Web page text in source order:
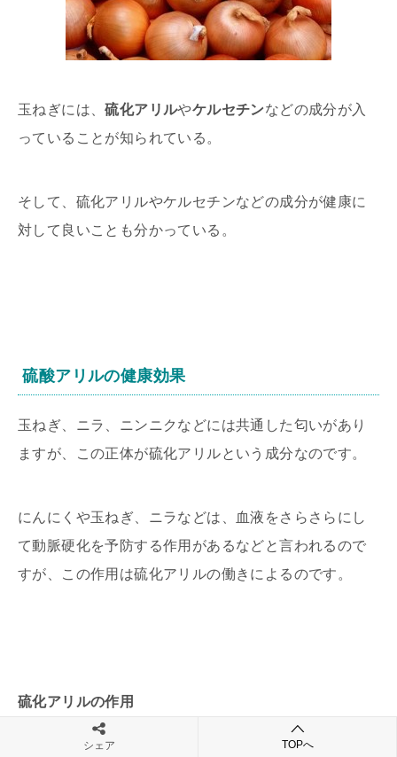
玉ねぎには、硫化アリルやケルセチンなどの成分が入
っていることが知られている。
そして、硫化アリルやケルセチンなどの成分が健康に
対して良いことも分かっている。
硫酸アリルの健康効果
玉ねぎ、ニラ、ニンニクなどには共通した匂いがあり
ますが、この正体が硫化アリルという成分なのです。
にんにくや玉ねぎ、ニラなどは、血液をさらさらにし
て動脈硬化を予防する作用があるなどと言われるので
すが、この作用は硫化アリルの働きによるのです。
硫化アリルの作用
シェア TOPへ